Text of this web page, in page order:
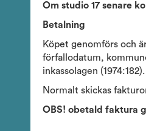
Om studio 17 senare
Betalning
Köpet genomförs och
förfallodatum,
inkassolagen (1974:182).
Normalt skickas
OBS! obetald faktura